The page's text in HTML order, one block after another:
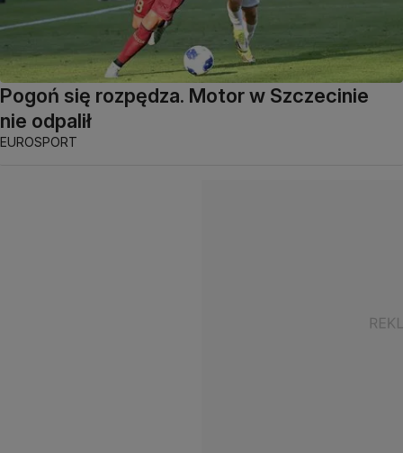
Pogoń się rozpędza. Motor w Szczecinie
nie odpalił
EUROSPORT